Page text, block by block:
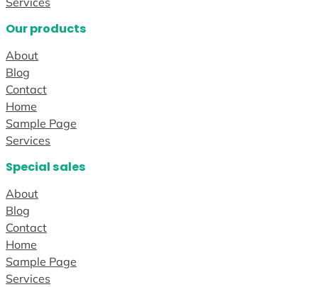
Our products
About
Blog
Contact
Home
Sample Page
Services
Special sales
About
Blog
Contact
Home
Sample Page
Services